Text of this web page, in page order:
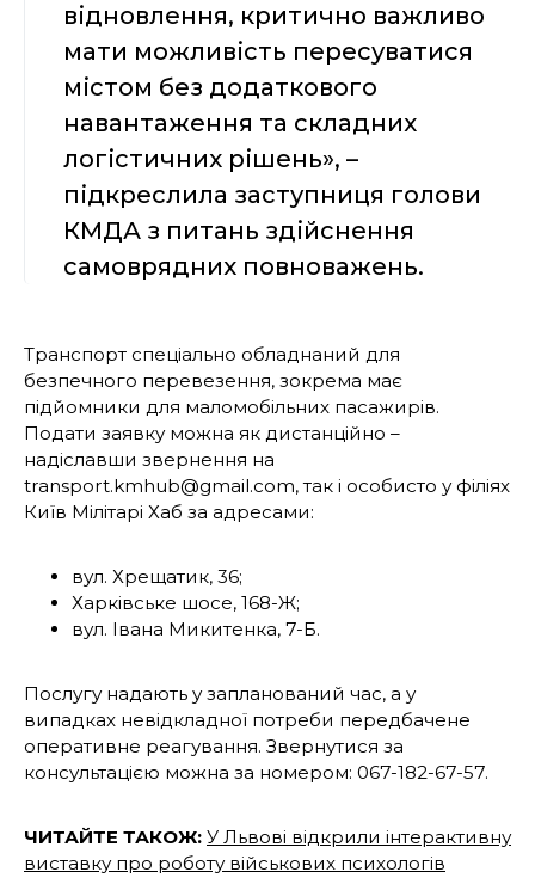
відновлення, критично важливо
мати можливість пересуватися
містом без додаткового
навантаження та складних
логістичних рішень», –
підкреслила заступниця голови
КМДА з питань здійснення
самоврядних повноважень.
Транспорт спеціально обладнаний для
безпечного перевезення, зокрема має
підйомники для маломобільних пасажирів.
Подати заявку можна як дистанційно –
надіславши звернення на
transport.kmhub@gmail.com, так і особисто у філіях
Київ Мілітарі Хаб за адресами:
вул. Хрещатик, 36;
Харківське шосе, 168-Ж;
вул. Івана Микитенка, 7-Б.
Послугу надають у запланований час, а у
випадках невідкладної потреби передбачене
оперативне реагування. Звернутися за
консультацією можна за номером: 067-182-67-57.
ЧИТАЙТЕ ТАКОЖ: У Львові відкрили інтерактивну
виставку про роботу військових психологів